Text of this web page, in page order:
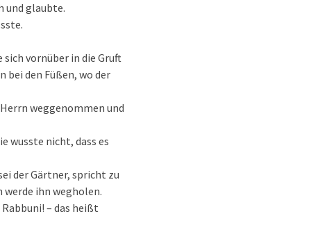
und glaubte.
sich vornüber in die Gruft
bei den Füßen, wo der
weggenommen und
wusste nicht, dass es
der Gärtner, spricht zu
werde ihn wegholen.
– das heißt